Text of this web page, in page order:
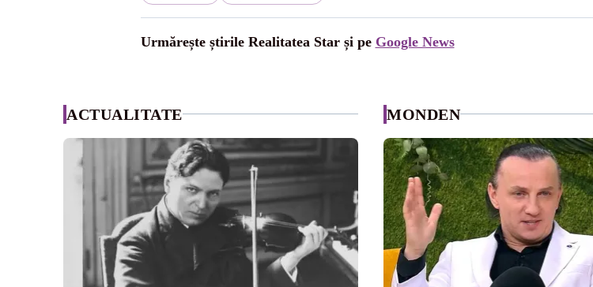
Urmărește știrile Realitatea Star și pe Google News
ACTUALITATE MONDEN